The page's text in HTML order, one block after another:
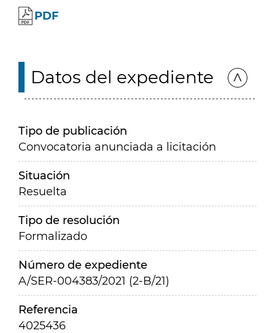
PDF
Datos del expediente
Tipo de publicación
Convocatoria anunciada a licitación
Situación
Resuelta
Tipo de resolución
Formalizado
Número de expediente
A/SER-004383/2021 (2-B/21)
Referencia
4025436